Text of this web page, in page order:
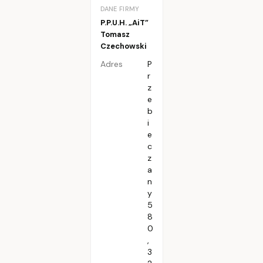
DANE FIRMY
P.P.U.H. „AiT”
Tomasz
Czechowski
Adres
P
r
z
e
b
i
e
c
z
a
n
y
5
8
0
,
3